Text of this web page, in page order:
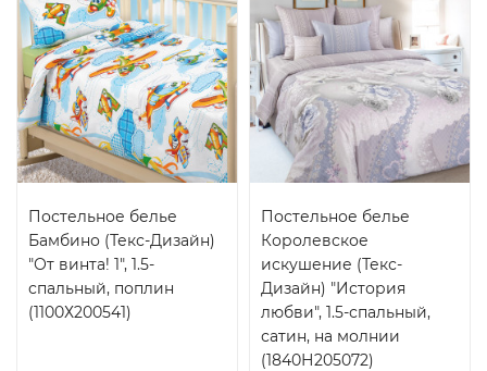
Постельное белье
Бамбино (Текс-Дизайн)
"От винта! 1", 1.5-
спальный, поплин
(1100Х200541)
Постельное белье
Королевское
искушение (Текс-
Дизайн) "История
любви", 1.5-спальный,
сатин, на молнии
(1840Н205072)